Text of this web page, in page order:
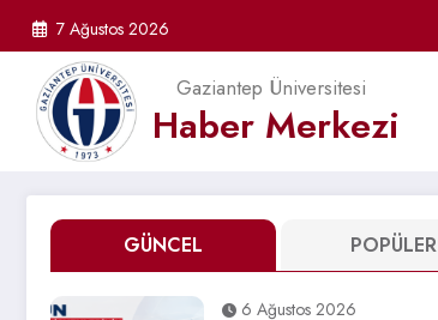
7 Ağustos 2026
Gaziantep Üniversitesi
Haber Merkezi
GÜNCEL POPÜLER
6 Ağustos 2026